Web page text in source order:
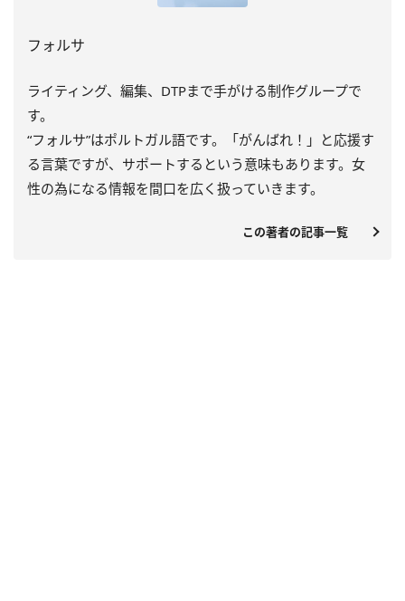
フォルサ
ライティング、編集、DTPまで手がける制作グループで
す。
“フォルサ”はポルトガル語です。「がんばれ！」と応援す
る言葉ですが、サポートするという意味もあります。女
性の為になる情報を間口を広く扱っていきます。
この著者の記事一覧